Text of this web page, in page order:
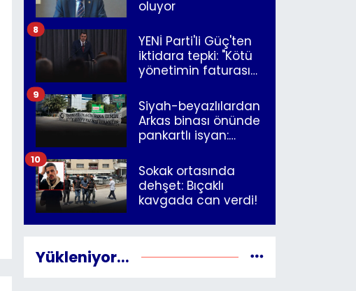
oluyor
YENİ Parti'li Güç'ten
iktidara tepki: "Kötü
yönetimin faturasını
8
Siyah-beyazlılardan
Arkas binası önünde
pankartlı isyan:
İzmir"
9
Sokak ortasında
dehşet: Bıçaklı
kavgada can verdi!
10
Yükleniyor...